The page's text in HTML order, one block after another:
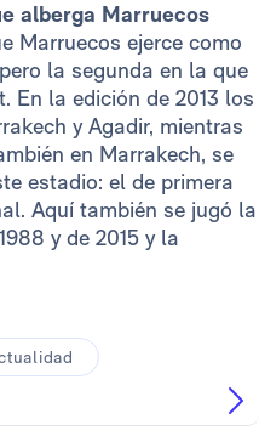
alberga Marruecos
Marruecos ejerce como
la segunda en la que
En la edición de 2013 los
y Agadir, mientras
en Marrakech, se
estadio: el de primera
Aquí también se jugó la
y de 2015 y la